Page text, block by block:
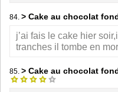
84. > Cake au chocolat
j’ai fais le cake hier
tranches il tombe en
85. > Cake au chocolat